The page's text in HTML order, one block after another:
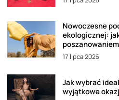
Nowoczesne
ekologicznej:
17 lipca 2026
Jak wybrać
wyjątkowe